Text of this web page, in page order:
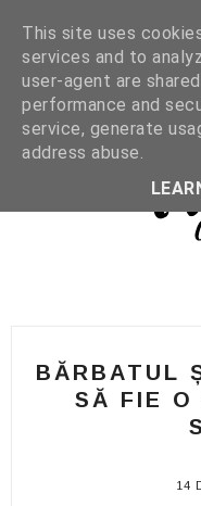
BĂRBATUL
SĂ FIE O
14
This site uses
services and to
user-agent are
performance and
service, generate
address abuse.